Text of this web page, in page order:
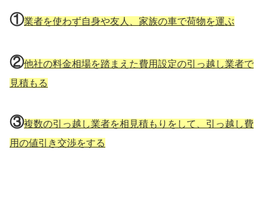
①業者を使わず自身や友人、家族の車で荷物を運ぶ
②他社の料金相場を踏まえた費用設定の引っ越し業者で
見積もる
③複数の引っ越し業者を相見積もりをして、引っ越し費
用の値引き交渉をする